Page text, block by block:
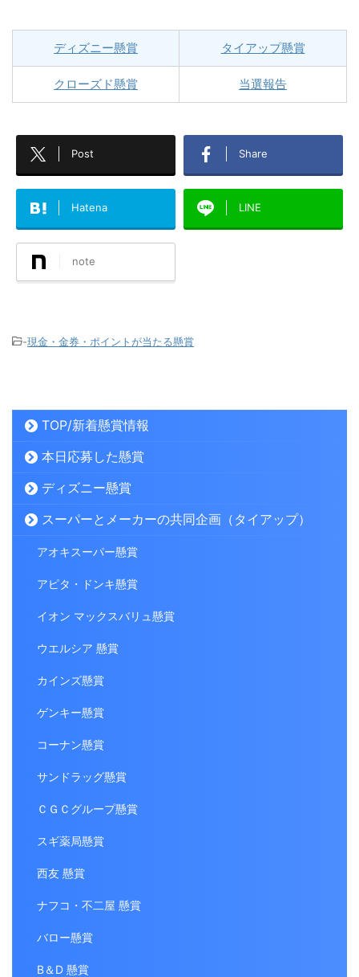
ディズニー懸賞 タイアップ懸賞
クローズド懸賞 当選報告
Post Share
Hatena LINE
note
-現金・金券・ポイントが当たる懸賞
TOP/新着懸賞情報
本日応募した懸賞
ディズニー懸賞
スーパーとメーカーの共同企画（タイアップ）
アオキスーパー懸賞
アピタ・ドンキ懸賞
イオン マックスバリュ懸賞
ウエルシア 懸賞
カインズ懸賞
ゲンキー懸賞
コーナン懸賞
サンドラッグ懸賞
ＣＧＣグループ懸賞
スギ薬局懸賞
西友 懸賞
ナフコ・不二屋 懸賞
バロー懸賞
B＆D 懸賞